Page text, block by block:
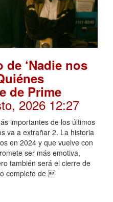
‘Nadie nos
de Prime
2026 12:27
importantes de los últimos
va a extrañar 2. La historia
en 2024 y que vuelve con
ser más emotiva,
también será el cierre de
completo de 